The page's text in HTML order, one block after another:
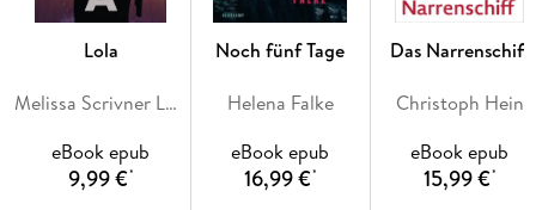
Lola
Melissa Scrivner Love
eBook epub
9,99 €*
Noch fünf Tage
Helena Falke
eBook epub
16,99 €*
Das Narrenschiff
Christoph Hein
eBook epub
15,99 €*